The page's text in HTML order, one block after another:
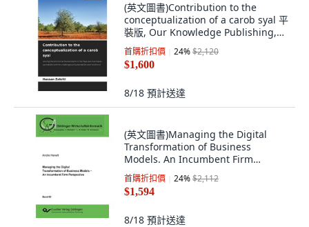
(英文圖書)Contribution to the
conceptualization of a carob syal 平
裝版, Our Knowledge Publishing,
英文
首購折扣價 24%$2,120
$1,600
8/18 預計送達
(英文圖書)Managing the Digital
Transformation of Business
Models. An Incumbent Firm
Perspe... 平裝版, Cuvillier, 英文
首購折扣價 24%$2,112
$1,594
8/18 預計送達